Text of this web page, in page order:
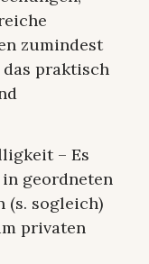
zumindest
praktisch
– Es
geordneten
(s. sogleich)
privaten